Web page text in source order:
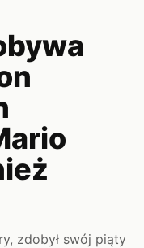
zdobył swój piąty